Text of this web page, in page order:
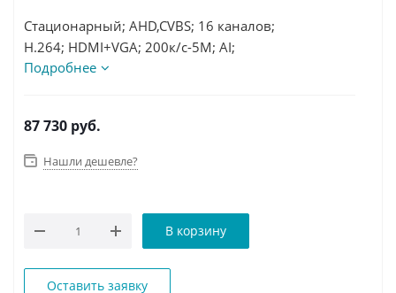
Стационарный; AHD,CVBS; 16 каналов;
H.264; HDMI+VGA; 200к/с-5M; AI;
2 HDD/4Tb; RJ45-1Gbs;
Подробнее
87 730 руб.
Нашли дешевле?
В корзину
Оставить заявку